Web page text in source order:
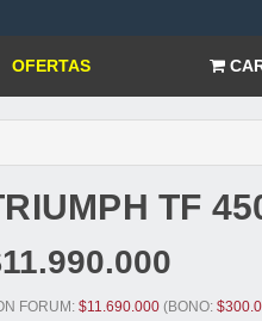
OFERTAS
TF
FORUM: $11.690.000 (BONO: